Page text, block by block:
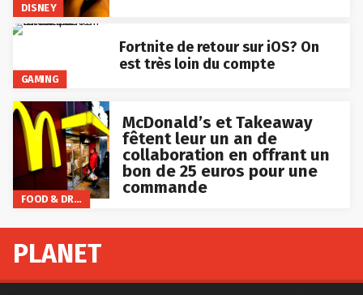
DISNEY
GAMING
Fortnite de retour sur iOS? On
est très loin du compte
FOOD & DRINKS
McDonald’s et Takeaway
fêtent leur un an de
collaboration en offrant un
bon de 25 euros pour une
commande
PLANET